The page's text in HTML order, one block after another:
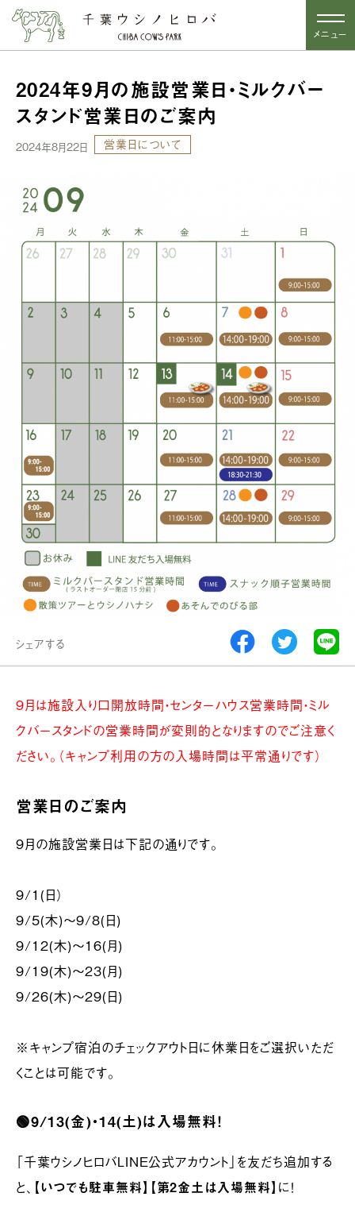
メニュー
2024年9月の施設営業日・ミルクバー
スタンド営業日のご案内
2024年8月22日 営業日について
シェアする
9月は施設入り口開放時間・センターハウス営業時間・ミル
クバースタンドの営業時間が変則的となりますのでご注意く
ださい。（キャンプ利用の方の入場時間は平常通りです）
営業日のご案内
9月の施設営業日は下記の通りです。
9/1(日）
9/5(木)～9/8(日)
9/12(木)〜16(月)
9/19(木)〜23(月)
9/26(木)～29(日)
※キャンプ宿泊のチェックアウト日に休業日をご選択いただ
くことは可能です。
🟢9/13(金)・14(土)は入場無料！
「千葉ウシノヒロバLINE公式アカウント」を友だち追加する
と、【いつでも駐車無料】【第2金土は入場無料】に！